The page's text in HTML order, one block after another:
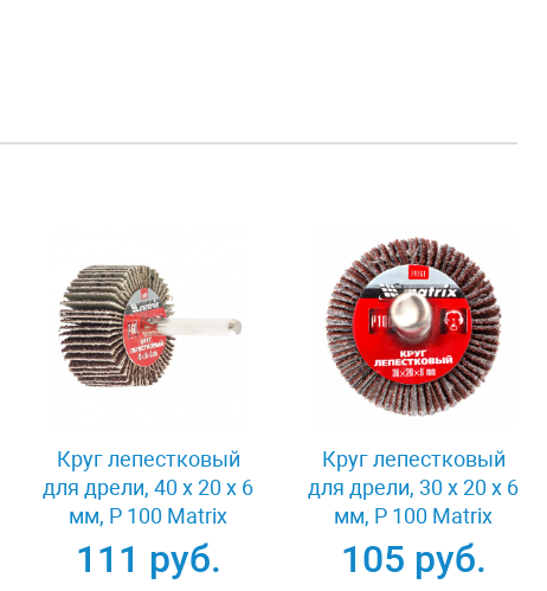
Круг лепестковый
для дрели, 40 х 20 х 6
мм, P 100 Matrix
74168
111 руб.
Круг лепестковый
для дрели, 30 х 20 х 6
мм, P 100 Matrix
74161
105 руб.